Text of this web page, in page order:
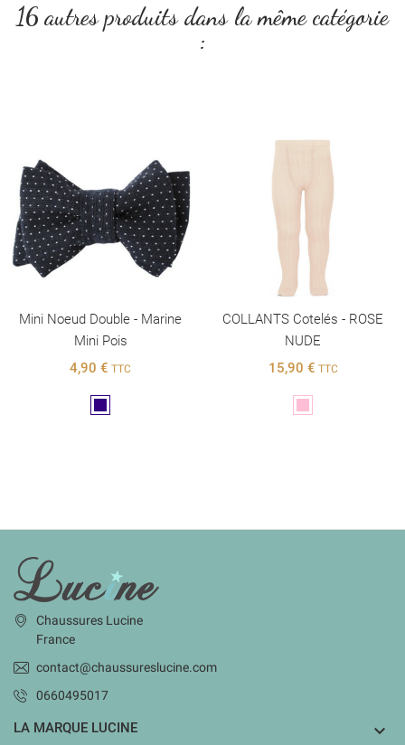
16 autres produits dans la même catégorie
:
Mini Noeud Double - Marine
Mini Pois
4,90 € TTC
COLLANTS Cotelés - ROSE
NUDE
15,90 € TTC
INFORMATIONS
Chaussures Lucine
France
contact@chaussureslucine.com
0660495017
LA MARQUE LUCINE 